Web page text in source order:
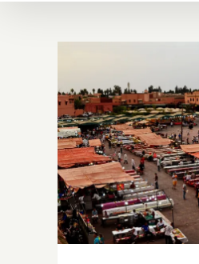
30 de lucruri pe
să-ți